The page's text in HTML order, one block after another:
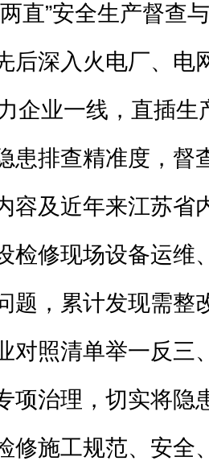
直”安全生产督查
后深入火电厂、电
企业一线，直插生
患排查精准度，督
容及近年来江苏省
检修现场设备运维
题，累计发现需整
对照清单举一反三
项治理，切实将隐
修施工规范、安全